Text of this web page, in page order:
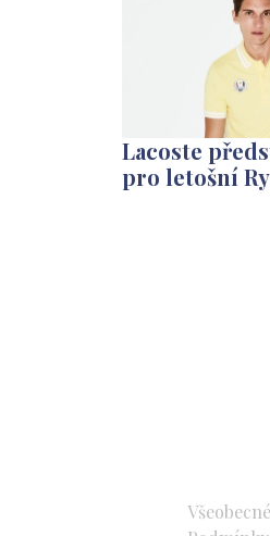
Lacoste
pro letošní